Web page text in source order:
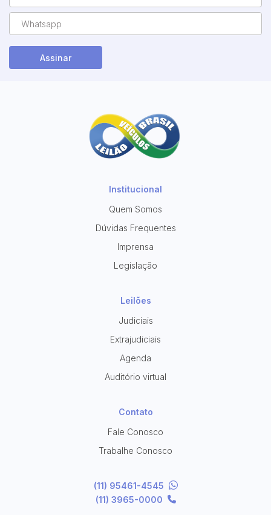
Assinar
Institucional
Quem Somos
Dúvidas Frequentes
Imprensa
Legislação
Leilões
Judiciais
Extrajudiciais
Agenda
Auditório virtual
Contato
Fale Conosco
Trabalhe Conosco
(11) 95461-4545
(11) 3965-0000